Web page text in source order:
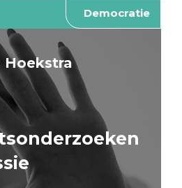
Democratie
Hoekstra